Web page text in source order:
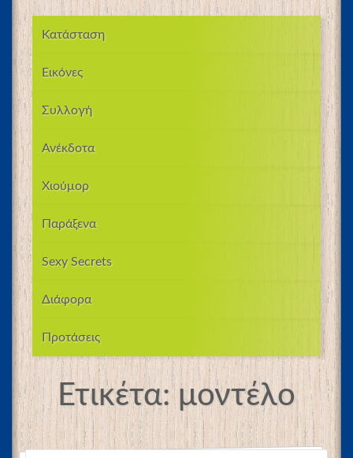
Κατάσταση
Εικόνες
Συλλογή
Ανέκδοτα
Χιούμορ
Παράξενα
Sexy Secrets
Διάφορα
Προτάσεις
Ετικέτα:μοντέλο